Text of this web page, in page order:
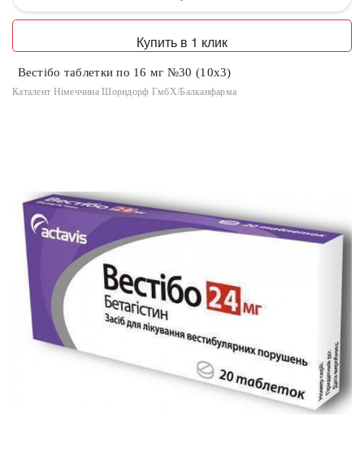
Купить в 1 клик
Вестібо таблетки по 16 мг №30 (10х3)
Каталент Німеччина Шорндорф ГмбХ/Балканфарма